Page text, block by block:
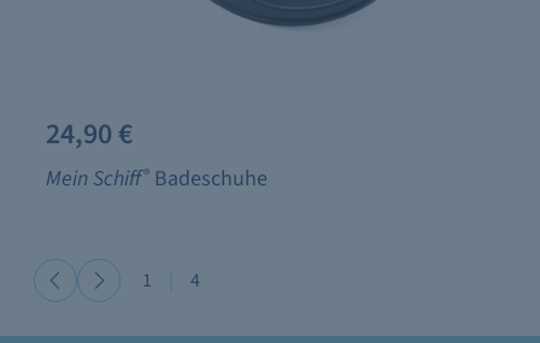
24,90 €
Mein Schiff® Badeschuhe
1 4